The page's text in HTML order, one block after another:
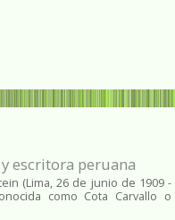
escritora peruana
(Lima, 26 de junio de 1909 -
como Cota Carvallo o